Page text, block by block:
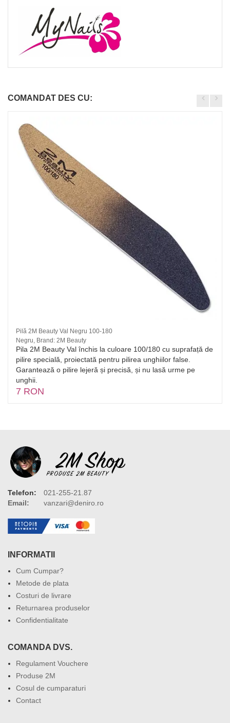
COMANDAT DES CU:
Pilă 2M Beauty Val Negru 100-180
Negru, Brand: 2M Beauty
Pila 2M Beauty Val închis la culoare 100/180 cu suprafață de
pilire specială, proiectată pentru pilirea unghiilor false.
Garantează o pilire lejeră și precisă, și nu lasă urme pe
unghii.
7 RON
Telefon:
021-255-21.87
Email:
vanzari@deniro.ro
INFORMATII
Cum Cumpar?
Metode de plata
Costuri de livrare
Returnarea produselor
Confidentialitate
COMANDA DVS.
Regulament Vouchere
Produse 2M
Cosul de cumparaturi
Contact